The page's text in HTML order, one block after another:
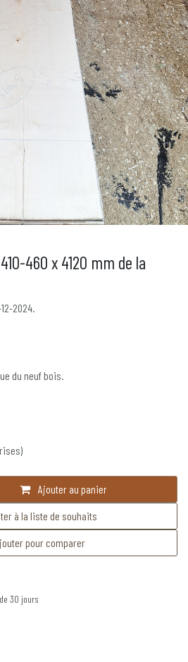
460 x 4120 mm de la
2024.
du neuf bois.
Ajouter au panier
pour comparer
à la liste de souhaits
30 jours